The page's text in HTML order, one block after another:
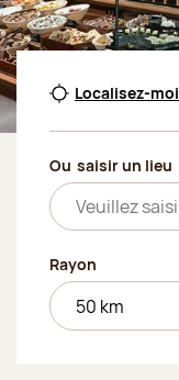
Localisez-moi
Ou saisir un lieu
Rayon